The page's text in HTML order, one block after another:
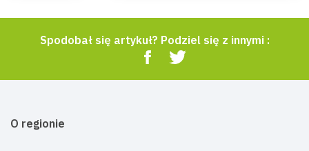
Spodobał się artykuł? Podziel się z innymi :
O regionie